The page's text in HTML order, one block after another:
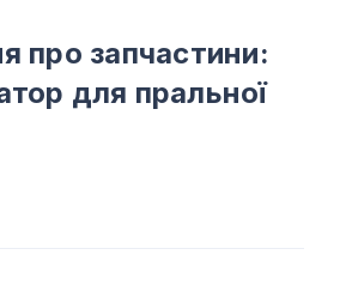
про запчастини:
для пральної